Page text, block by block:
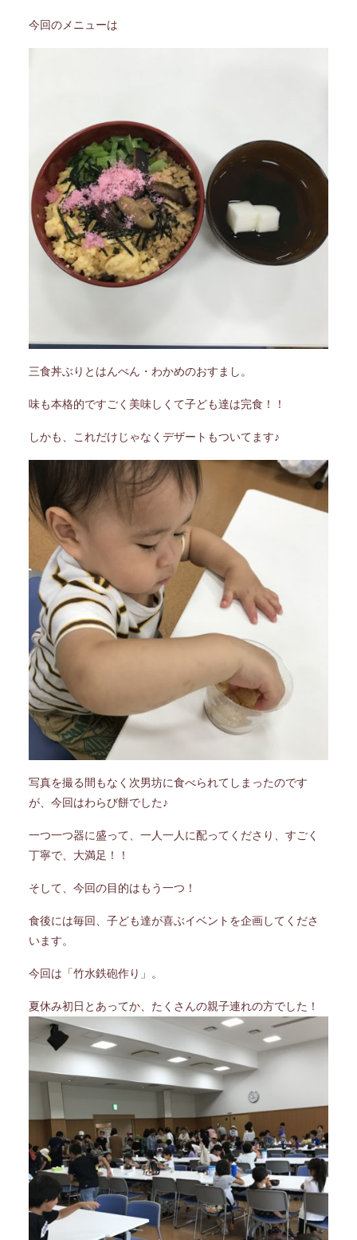
今回のメニューは
三食丼ぶりとはんぺん・わかめのおすまし。
味も本格的ですごく美味しくて子ども達は完食！！
しかも、これだけじゃなくデザートもついてます♪
写真を撮る間もなく次男坊に食べられてしまったのです
が、今回はわらび餅でした♪
一つ一つ器に盛って、一人一人に配ってくださり、すごく
丁寧で、大満足！！
そして、今回の目的はもう一つ！
食後には毎回、子ども達が喜ぶイベントを企画してくださ
います。
今回は「竹水鉄砲作り」。
夏休み初日とあってか、たくさんの親子連れの方でした！